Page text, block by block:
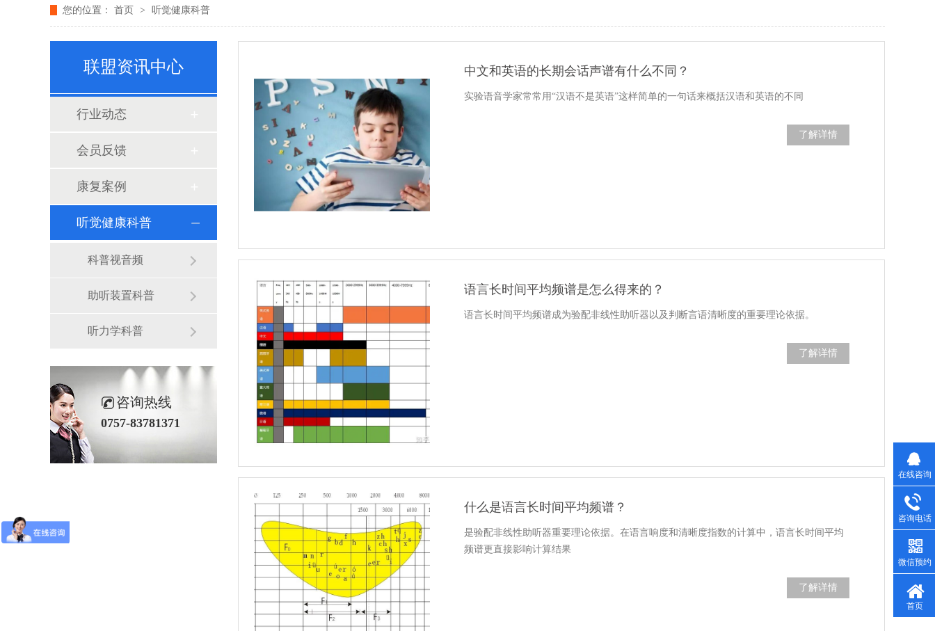
您的位置： 首页 > 听觉健康科普
联盟资讯中心
行业动态
会员反馈
康复案例
听觉健康科普
科普视音频
助听装置科普
听力学科普
咨询热线
0757-83781371
中文和英语的长期会话声谱有什么不同？
实验语音学家常常用“汉语不是英语”这样简单的一句话来概括汉语和英语的不同
了解详情
语言长时间平均频谱是怎么得来的？
语言长时间平均频谱成为验配非线性助听器以及判断言语清晰度的重要理论依据。
了解详情
什么是语言长时间平均频谱？
是验配非线性助听器重要理论依据。在语言响度和清晰度指数的计算中，语言长时间平均
频谱更直接影响计算结果
了解详情
在线咨询
咨询电话
微信预约
首页